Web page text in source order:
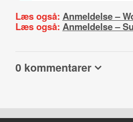
Læs også: Anmeldelse –
Læs også: Anmeldelse –
0 kommentarer